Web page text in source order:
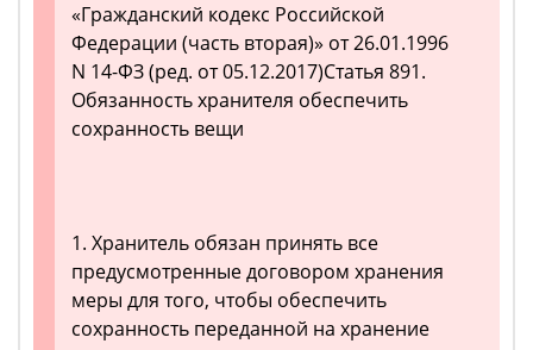
«Гражданский кодекс Российской
Федерации (часть вторая)» от 26.01.1996
N 14-ФЗ (ред. от 05.12.2017)Статья 891.
Обязанность хранителя обеспечить
сохранность вещи
1. Хранитель обязан принять все
предусмотренные договором хранения
меры для того, чтобы обеспечить
сохранность переданной на хранение